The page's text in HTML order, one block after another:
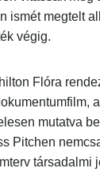
megtelt
végig.
Flóra
mutatva be
Pitchen
társadalmi